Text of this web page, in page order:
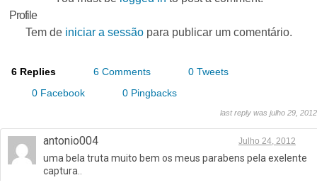
Profile
Tem de iniciar a sessãopara publicar um comentário.
6 Replies 6 Comments
0 Tweets
0 Facebook
0 Pingbacks
last reply was julho 29, 2012
antonio004 Julho 24, 2012
uma bela truta muito bem os meus parabens pela exelente
captura..